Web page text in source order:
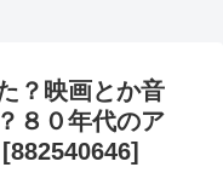
？映画とか音
８０年代のア